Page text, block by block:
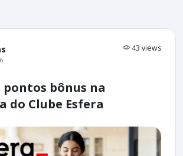
43 views
pontos bônus na
do Clube Esfera